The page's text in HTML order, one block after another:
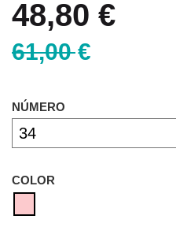
48,80 €
61,00 €
NÚMERO
COLOR